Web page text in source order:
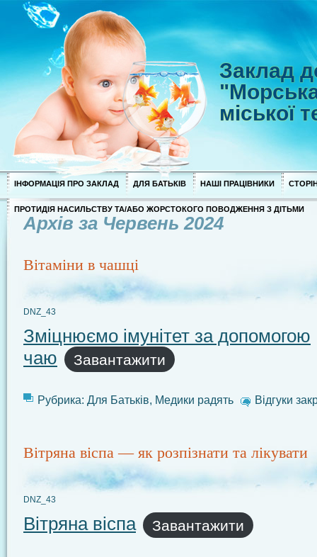
Заклад
міської
ІНФОРМАЦІЯ ПРО ЗАКЛАД ДЛЯ БАТЬКІВ НАШІ ПРАЦІВНИКИ
ПРОТИДІЯ НАСИЛЬСТВУ ТА/АБО ЖОРСТОКОГО ПОВОДЖЕННЯ З ДІТЬМИ
Архів за Червень 2024
Вітаміни в чашці
DNZ_43
Зміцнюємо імунітет за допомогою
чаю
Завантажити
Рубрика: Для Батьків, Медики радять Відгуки
Вітряна віспа — як розпізнати та лікувати
DNZ_43
Вітряна віспа Завантажити